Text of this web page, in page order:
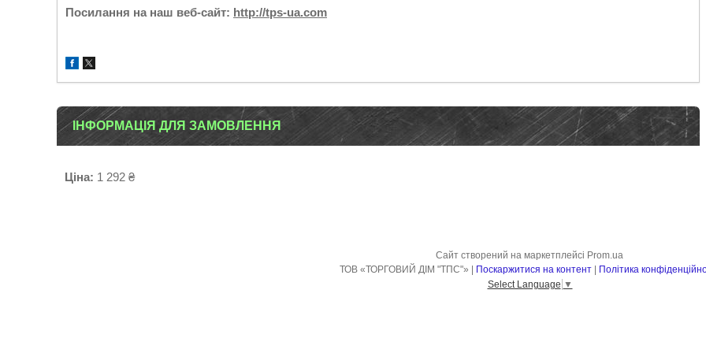
Посилання на наш веб-сайт: http://tps-ua.com
ІНФОРМАЦІЯ ДЛЯ ЗАМОВЛЕННЯ
Ціна: 1 292 ₴
Сайт створений на маркетплейсі Prom.ua
Поскаржитися на контент
Політика
Select Language ▼